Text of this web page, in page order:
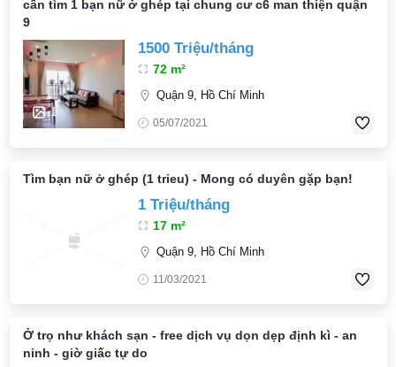
cần tìm 1 bạn nữ ở ghép tại chung cư c6 man thiện quận
9
1
1500 Triệu/tháng
72 m²
Quận 9, Hồ Chí Minh
05/07/2021
Tìm bạn nữ ở ghép (1 trieu) - Mong có duyên gặp bạn!
1 Triệu/tháng
17 m²
Quận 9, Hồ Chí Minh
11/03/2021
Ở trọ như khách sạn - free dịch vụ dọn dẹp định kì - an
ninh - giờ giấc tự do